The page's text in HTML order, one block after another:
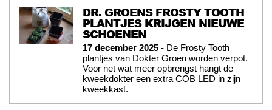
DR. GROENS FROSTY TOOTH
PLANTJES KRIJGEN NIEUWE
SCHOENEN
17 december 2025 - De Frosty Tooth
plantjes van Dokter Groen worden verpot.
Voor net wat meer opbrengst hangt de
kweekdokter een extra COB LED in zijn
kweekkast.